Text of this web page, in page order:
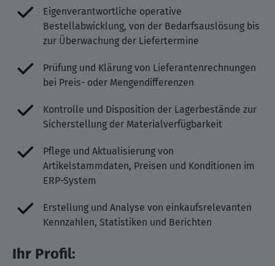
Eigenverantwortliche operative
Bestellabwicklung, von der Bedarfsauslösung bis
zur Überwachung der Liefertermine
Prüfung und Klärung von Lieferantenrechnungen
bei Preis- oder Mengendifferenzen
Kontrolle und Disposition der Lagerbestände zur
Sicherstellung der Materialverfügbarkeit
Pflege und Aktualisierung von
Artikelstammdaten, Preisen und Konditionen im
ERP-System
Erstellung und Analyse von einkaufsrelevanten
Kennzahlen, Statistiken und Berichten
Ihr Profil: